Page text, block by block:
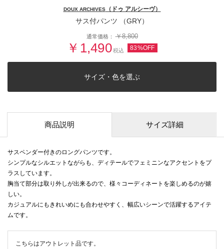
DOUX ARCHIVES（ドゥ アルシーヴ）
サス付パンツ （GRY）
通常価格：￥8,800
￥1,490税込 83%OFF
サイズ・色を選ぶ
商品説明 サイズ詳細
サスペンダー付きのロングパンツです。
シンプルなシルエットながらも、ディテールでフェミニンなアクセントをプ
ラスしています。
胸当て部分は取り外しが出来るので、様々コーディネートを楽しめるのが嬉
しい。
カジュアルにもきれいめにも合わせやすく、幅広いシーンで活躍するアイテ
ムです。
こちらはアウトレット品です。